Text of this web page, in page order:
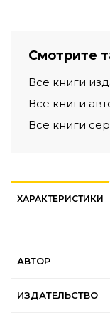
Смотрите
Все книги
Все книги
Все книги
ХАРАКТЕРИСТИКИ
АВТОР
ИЗДАТЕЛЬСТВО